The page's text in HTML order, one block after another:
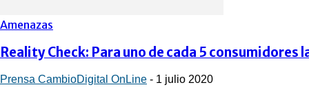
Amenazas
Reality Check: Para uno de cada 5
Prensa CambioDigital OnLine - 1 julio 2020